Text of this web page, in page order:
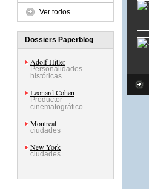
Ver todos
Dossiers Paperblog
Adolf Hitler
Personalidades
históricas
Leonard Cohen
Productor
cinematográfico
Montreal
ciudades
New York
ciudades